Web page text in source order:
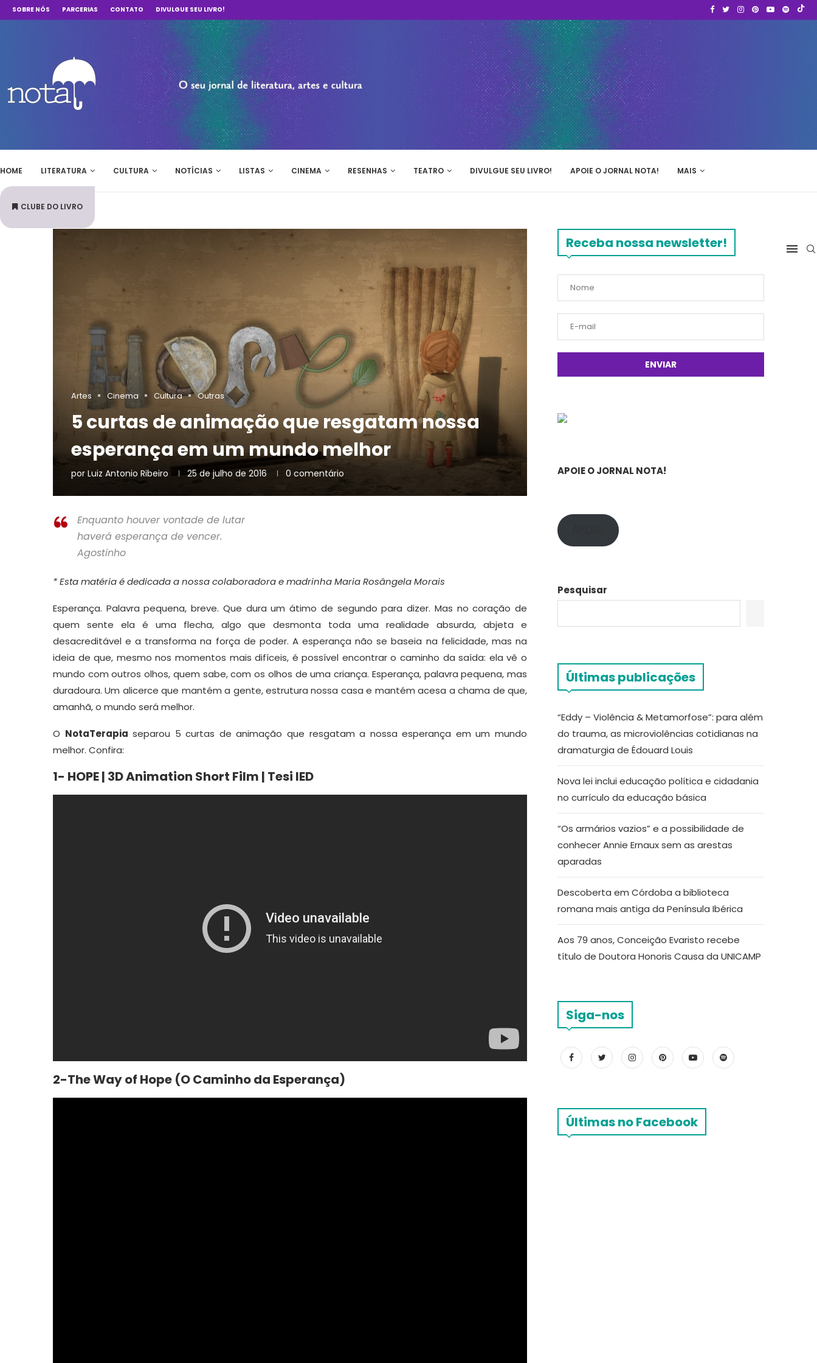
SOBRE NÓS PARCERIAS CONTATO DIVULGUE SEU LIVRO!
HOME LITERATURA CULTURA NOTÍCIAS LISTAS CINEMA RESENHAS TEATRO DIVULGUE SEU LIVRO! APOIE O JORNAL NOTA! MAIS
CLUBE DO LIVRO
Artes Cinema Cultura Outras
5 curtas de animação que resgatam nossa
esperança em um mundo melhor
por Luiz Antonio Ribeiro 25 de julho de 2016 0 comentário
Enquanto houver vontade de lutar
haverá esperança de vencer.
Agostinho
* Esta matéria é dedicada a nossa colaboradora e madrinha Maria Rosângela Morais
Esperança. Palavra pequena, breve. Que dura um átimo de segundo para dizer. Mas no coração de
quem sente ela é uma flecha, algo que desmonta toda uma realidade absurda, abjeta e
desacreditável e a transforma na força de poder. A esperança não se baseia na felicidade, mas na
ideia de que, mesmo nos momentos mais difíceis, é possível encontrar o caminho da saída: ela vê o
mundo com outros olhos, quem sabe, com os olhos de uma criança. Esperança, palavra pequena, mas
duradoura. Um alicerce que mantém a gente, estrutura nossa casa e mantém acesa a chama de que,
amanhã, o mundo será melhor.
O NotaTerapia separou 5 curtas de animação que resgatam a nossa esperança em um mundo
melhor. Confira:
1- HOPE | 3D Animation Short Film | Tesi IED
2-The Way of Hope (O Caminho da Esperança)
Receba nossa newsletter!
APOIE O JORNAL NOTA!
Pesquisar
Últimas publicações
“Eddy – Violência & Metamorfose”: para além
do trauma, as microviolências cotidianas na
dramaturgia de Édouard Louis
Nova lei inclui educação política e cidadania
no currículo da educação básica
“Os armários vazios” e a possibilidade de
conhecer Annie Ernaux sem as arestas
aparadas
Descoberta em Córdoba a biblioteca
romana mais antiga da Península Ibérica
Aos 79 anos, Conceição Evaristo recebe
título de Doutora Honoris Causa da UNICAMP
Siga-nos
Últimas no Facebook